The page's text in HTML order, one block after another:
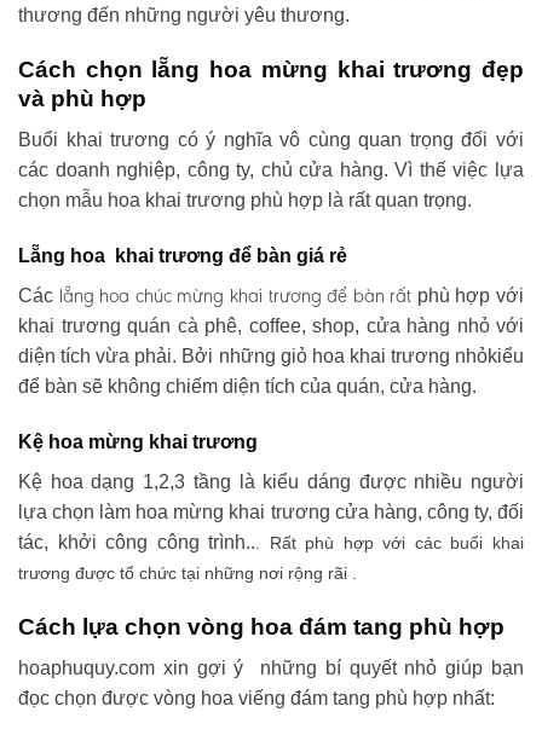
thương đến những người yêu thương.
Cách chọn lẵng hoa mừng khai trương đẹp
và phù hợp
Buổi khai trương có ý nghĩa vô cùng quan trọng đối với
các doanh nghiệp, công ty, chủ cửa hàng. Vì thế việc lựa
chọn mẫu hoa khai trương phù hợp là rất quan trọng.
Lẵng hoa khai trương để bàn giá rẻ
Các lẵng hoa chúc mừng khai trương để bàn rất phù hợp với
khai trương quán cà phê, coffee, shop, cửa hàng nhỏ với
diện tích vừa phải. Bởi những giỏ hoa khai trương nhỏkiểu
để bàn sẽ không chiếm diện tích của quán, cửa hàng.
Kệ hoa mừng khai trương
Kệ hoa dạng 1,2,3 tầng là kiểu dáng được nhiều người
lựa chọn làm hoa mừng khai trương cửa hàng, công ty, đối
tác, khởi công công trình.. . Rất phù hợp với các buổi khai
trương được tổ chức tại những nơi rộng rãi .
Cách lựa chọn vòng hoa đám tang phù hợp
hoaphuquy.com xin gợi ý những bí quyết nhỏ giúp bạn
đọc chọn được vòng hoa viếng đám tang phù hợp nhất: